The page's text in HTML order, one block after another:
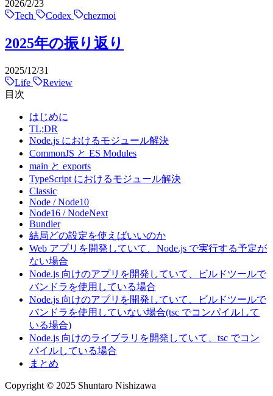
2026/2/23
Tech
Codex chezmoi
2025年の振り返り
2025/12/31
Life
Review
目次
はじめに
TL;DR
Node.js におけるモジュール解決
CommonJS と ES Modules
main と exports
TypeScript におけるモジュール解決
Classic
Node / Node10
Node16 / NodeNext
Bundler
結局どの設定を使えばいいのか
Web アプリを開発していて、Node.js で実行する予定が
ない場合
Node.js 向けのアプリを開発していて、ビルドツールで
バンドラを使用している場合
Node.js 向けのアプリを開発していて、ビルドツールで
バンドラを使用していない場合(tsc でコンパイルして
いる場合)
Node.js 向けのライブラリを開発していて、tsc でコン
パイルしている場合
まとめ
Copyright © 2025 Shuntaro Nishizawa